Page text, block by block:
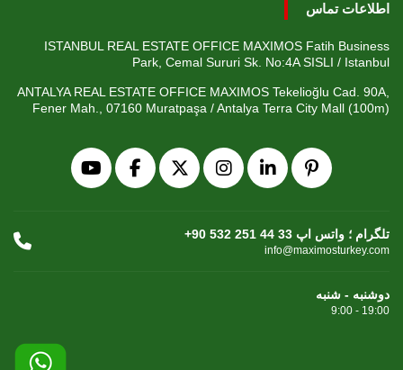
اطلاعات تماس
ISTANBUL REAL ESTATE OFFICE MAXIMOS Fatih Business
Park, Cemal Sururi Sk. No:4A SISLI / Istanbul
ANTALYA REAL ESTATE OFFICE MAXIMOS Tekelioğlu Cad. 90A,
Fener Mah., 07160 Muratpaşa / Antalya Terra City Mall (100m)
+90 532 251 44 33 تلگرام ؛ واتس اپ
info@maximosturkey.com
دوشنبه - شنبه
9:00 - 19:00